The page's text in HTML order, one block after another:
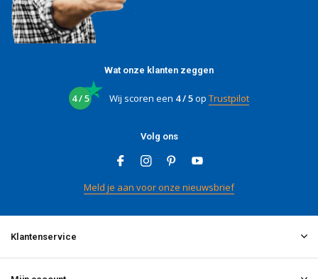
Wat onze klanten zeggen
4 / 5 Wij scoren een 4 / 5op Trustpilot
Volg ons
Meld je aan voor onze nieuwsbrief
Klantenservice